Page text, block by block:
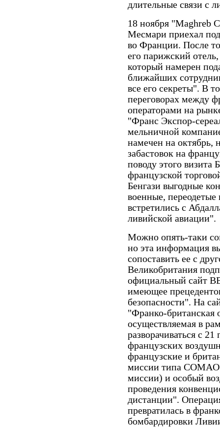
длительные связи с
18 ноября "Maghreb
Месмари приехал
во Франции. После
его парижский
который намерен
ближайших
все его секреты". В
переговорах между
операторами на
"Франс Экспор-
мельничной
намечен на октябрь,
забастовок на
поводу этого визита
французской
Бенгази выгодные
военные,
встретились с
ливийской авиации".
Можно опять-таки
но эта информация
сопоставить ее с
Великобритания
официальный сайт
имеющее
безопасности". На
"Франко-
осуществляемая в
разворачиваться с
французских
французские и
миссии типа COMAO
миссии) и особый
проведения
дистанции".
превратилась в
бомбардировки